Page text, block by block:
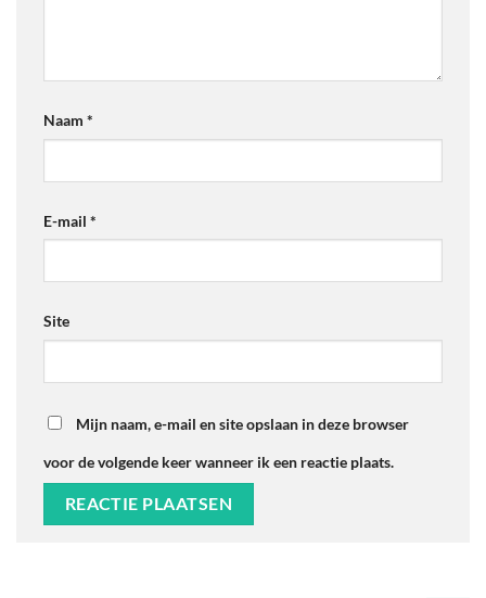
Naam *
E-mail *
Site
Mijn naam, e-mail en site opslaan in deze browser
voor de volgende keer wanneer ik een reactie plaats.